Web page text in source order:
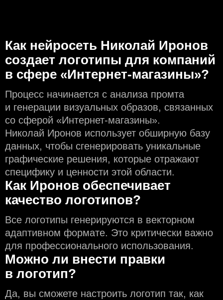
Как нейросеть Николай Иронов
создаeт логотипы для компаний
в сфере «Интернет-магазины»?
Процесс начинается с анализа промта
и генерации визуальных образов, связанных
со сферой «Интернет-магазины».
Николай Иронов использует обширную базу
данных, чтобы сгенерировать уникальные
графические решения, которые отражают
специфику и ценности этой области.
Как Иронов обеспечивает
качество логотипов?
Все логотипы генерируются в векторном
адаптивном формате. Это критически важно
для профессионального использования.
Можно ли внести правки
в логотип?
Да, вы сможете настроить логотип так, как